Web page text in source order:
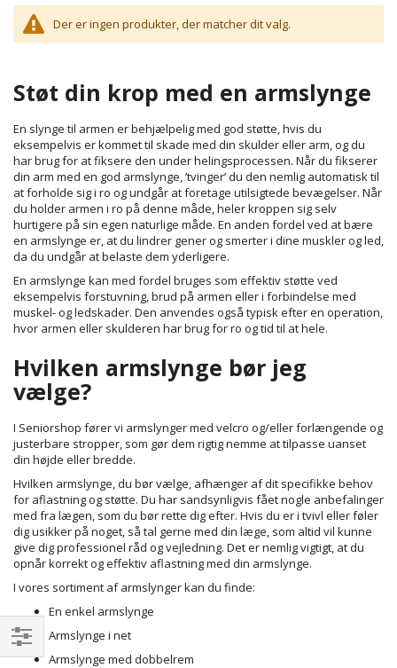
Der er ingen produkter, der matcher dit valg.
Støt din krop med en armslynge
En slynge til armen er behjælpelig med god støtte, hvis du
eksempelvis er kommet til skade med din skulder eller arm, og du
har brug for at fiksere den under helingsprocessen. Når du fikserer
din arm med en god armslynge, ’tvinger’ du den nemlig automatisk til
at forholde sig i ro og undgår at foretage utilsigtede bevægelser. Når
du holder armen i ro på denne måde, heler kroppen sig selv
hurtigere på sin egen naturlige måde. En anden fordel ved at bære
en armslynge er, at du lindrer gener og smerter i dine muskler og led,
da du undgår at belaste dem yderligere.
En armslynge kan med fordel bruges som effektiv støtte ved
eksempelvis forstuvning, brud på armen eller i forbindelse med
muskel- og ledskader. Den anvendes også typisk efter en operation,
hvor armen eller skulderen har brug for ro og tid til at hele.
Hvilken armslynge bør jeg
vælge?
I Seniorshop fører vi armslynger med velcro og/eller forlængende og
justerbare stropper, som gør dem rigtig nemme at tilpasse uanset
din højde eller bredde.
Hvilken armslynge, du bør vælge, afhænger af dit specifikke behov
for aflastning og støtte. Du har sandsynligvis fået nogle anbefalinger
med fra lægen, som du bør rette dig efter. Hvis du er i tvivl eller føler
dig usikker på noget, så tal gerne med din læge, som altid vil kunne
give dig professionel råd og vejledning. Det er nemlig vigtigt, at du
opnår korrekt og effektiv aflastning med din armslynge.
I vores sortiment af armslynger kan du finde:
En enkel armslynge
Armslynge i net
Armslynge med dobbelrem
Filtrer